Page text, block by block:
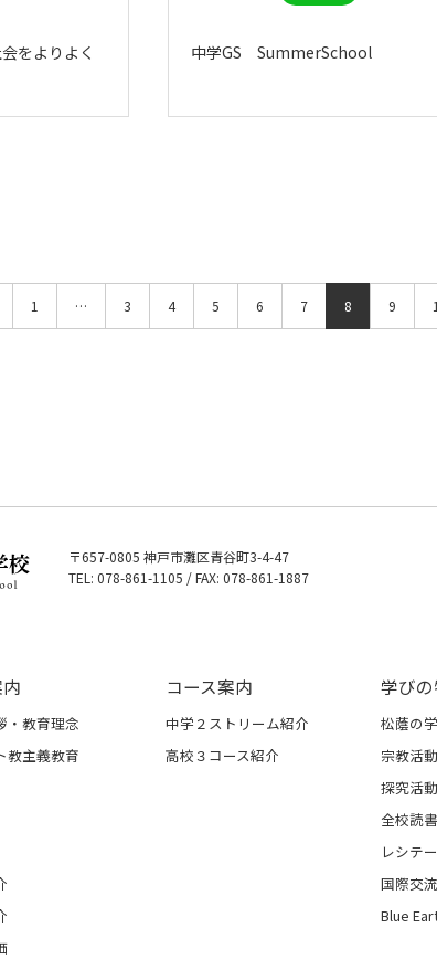
をよりよく
中学GS SummerSchool
1 … 3 4 5 6 7 8 9
〒657-0805 神戸市灘区青谷町3-4-47
TEL: 078-861-1105 / FAX: 078-861-1887
・教育理念
教主義教育
コース案内
中学２ストリーム紹介
高校３コース紹介
学び
松蔭の
宗教活動
探究活動
全校読
レシテ
国際交流
Blue